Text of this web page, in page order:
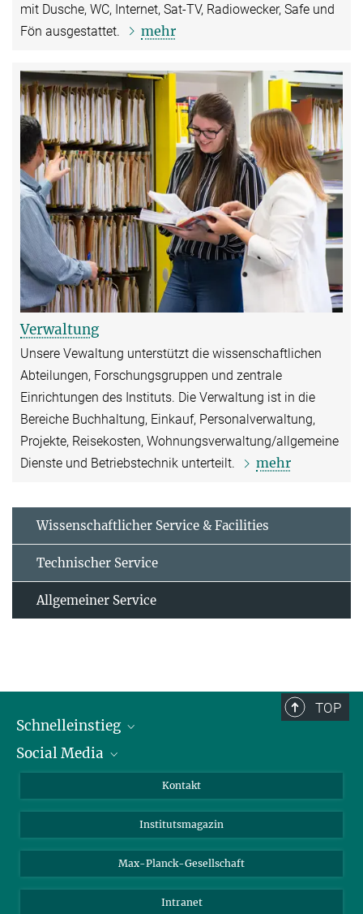
mit Dusche, WC, Internet, Sat-TV, Radiowecker, Safe und
Fön ausgestattet.
mehr
Verwaltung
Unsere Vewaltung unterstützt die wissenschaftlichen
Abteilungen, Forschungsgruppen und zentrale
Einrichtungen des Instituts. Die Verwaltung ist in die
Bereiche Buchhaltung, Einkauf, Personalverwaltung,
Projekte, Reisekosten, Wohnungsverwaltung/allgemeine
Dienste und Betriebstechnik unterteilt.
mehr
Wissenschaftlicher Service & Facilities
Technischer Service
Allgemeiner Service
TOP
Schnelleinstieg
Alumni
Fördernde
Schulen
Social Media
Bluesky
Facebook
YouTube
Kontakt
Institutsmagazin
Max-Planck-Gesellschaft
Intranet